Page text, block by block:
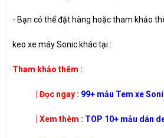
- Bạn có thể đặt hàng hoặc tham khảo
keo xe máy Sonic khác tại :
​Tham khảo thêm :
| Đọc ngay : 99+ mẫu Tem xe
| Xem thêm : TOP 10+ mẫu dán